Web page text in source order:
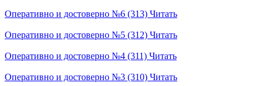
Оперативно и достоверно №6 (313) Читать
Оперативно и достоверно №5 (312) Читать
Оперативно и достоверно №4 (311) Читать
Оперативно и достоверно №3 (310) Читать